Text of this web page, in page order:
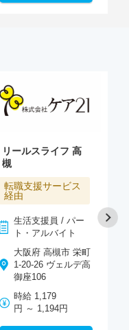
リールスライフ 高
槻
転職支援サービス
経由
生活支援員 / パー
ト・アルバイト
大阪府 高槻市 栄町
1-20-26 ヴェルデ高
御座106
時給 1,179
円 ～ 1,194円